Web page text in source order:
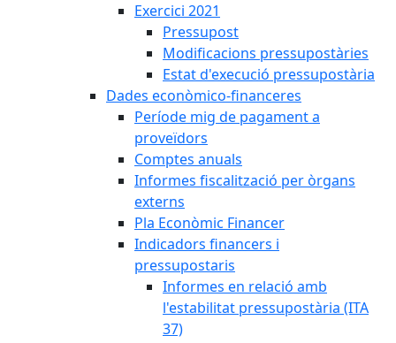
Exercici 2021
Pressupost
Modificacions pressupostàries
Estat d'execució pressupostària
Dades econòmico-financeres
Període mig de pagament a
proveïdors
Comptes anuals
Informes fiscalització per òrgans
externs
Pla Econòmic Financer
Indicadors financers i
pressupostaris
Informes en relació amb
l'estabilitat pressupostària (ITA
37)